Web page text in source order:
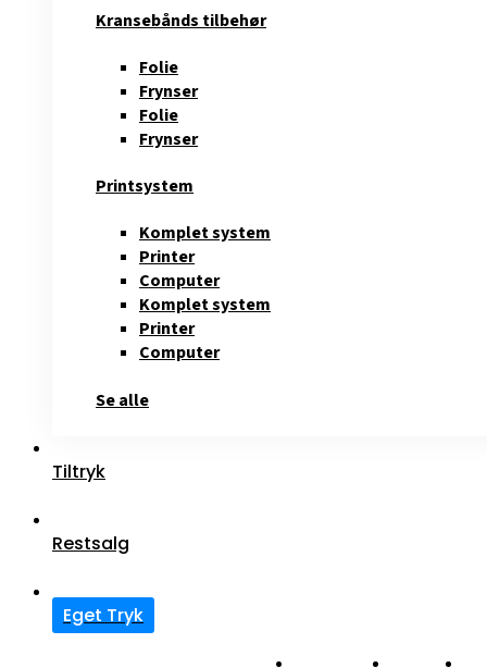
Kransebånds tilbehør
Folie
Frynser
Folie
Frynser
Printsystem
Komplet system
Printer
Computer
Komplet system
Printer
Computer
Se alle
Tiltryk
Restsalg
Eget Tryk